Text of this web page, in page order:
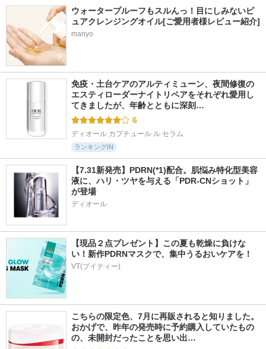
5.8
12957件
ジェニフィック ア
ルティメ セラム
ランコム
ナンバーズイン(numb
ウォータープルーフもスルんっ！目にしみないピ
ュアクレンジングオイル[ご愛用者様レビュー紹介]
manyo
免疫・土台ケアのアルティミューン、夜間修復の
エスティローダーナイトリペアをそれぞれ愛用し
てきましたが、年齢とともに深刻…
6
ディオール カプチュール ル セラム
ランキングIN
【7.31新発売】PDRN(*1)配合。肌悩み特化型美容
液に、ハリ・ツヤを与える「PDR-CNショット」
が登場
ディオール
【現品２点プレゼント】この夏も乾燥に負けな
い！新作PDRNマスクで、集中うるおいケアを！
VT(ブイティー)
こちらの限定色、7月に再販されると知りました。
おかげで、昨年の発売時に予約購入していたもの
の、未開封だったことを思い出…